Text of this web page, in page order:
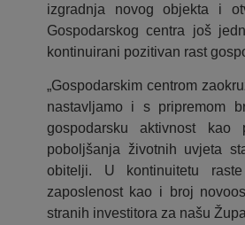
izgradnja novog objekta i
Gospodarskog centra još
kontinuirani pozitivan rast
„Gospodarskim centrom
nastavljamo i s pripremom
gospodarsku aktivnost
poboljšanja životnih uvjeta
obitelji. U kontinuitetu
zaposlenost kao i broj
stranih investitora za našu